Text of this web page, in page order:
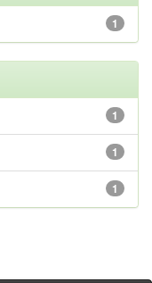
1
1
1
1